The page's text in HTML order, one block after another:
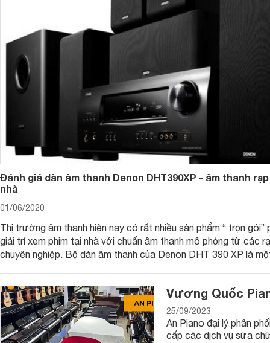
Đánh giá dàn âm thanh Denon DHT390XP - âm thanh
nhà
01/06/2020
Thị trường âm thanh hiện nay có rất nhiều sản phẩm “ trọn gói”
giải trí xem phim tại nhà với chuẩn âm thanh mô phỏng từ các
chuyên nghiệp. Bộ dàn âm thanh của Denon DHT 390 XP là
Vương Quốc
25/09/2023
An Piano đại lý phân
cấp các dịch vụ sửa